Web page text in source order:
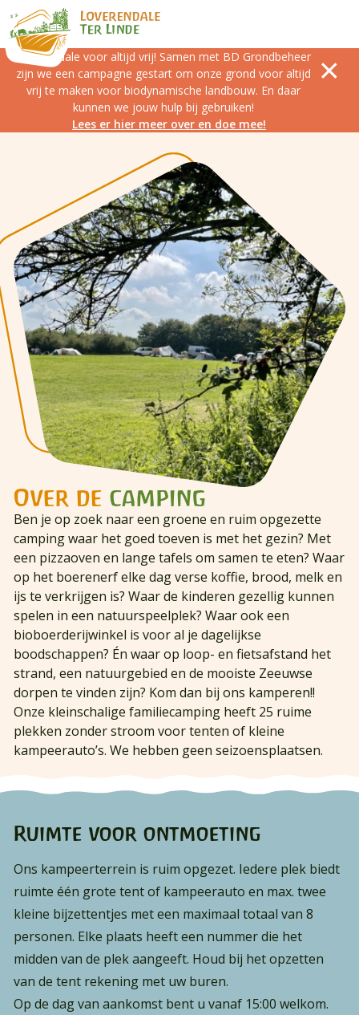
Loverendale voor altijd vrij! Samen met BD Grondbeheer
zijn we een campagne gestart om onze grond voor altijd
vrij te maken voor biodynamische landbouw. En daar
kunnen we jouw hulp bij gebruiken!
Lees er hier meer over en doe mee!
Over decamping
Ben je op zoek naar een groene en ruim opgezette
camping waar het goed toeven is met het gezin? Met
een pizzaoven en lange tafels om samen te eten? Waar
op het boerenerf elke dag verse koffie, brood, melk en
ijs te verkrijgen is? Waar de kinderen gezellig kunnen
spelen in een natuurspeelplek? Waar ook een
bioboerderijwinkel is voor al je dagelijkse
boodschappen? Én waar op loop- en fietsafstand het
strand, een natuurgebied en de mooiste Zeeuwse
dorpen te vinden zijn? Kom dan bij ons kamperen!!
Onze kleinschalige familiecamping heeft 25 ruime
plekken zonder stroom voor tenten of kleine
kampeerauto’s. We hebben geen seizoensplaatsen.
Ruimte voor ontmoeting
Ons kampeerterrein is ruim opgezet. Iedere plek biedt
ruimte één grote tent of kampeerauto en max. twee
kleine bijzettentjes met een maximaal totaal van 8
personen. Elke plaats heeft een nummer die het
midden van de plek aangeeft. Houd bij het opzetten
van de tent rekening met uw buren.
Op de dag van aankomst bent u vanaf 15:00 welkom.